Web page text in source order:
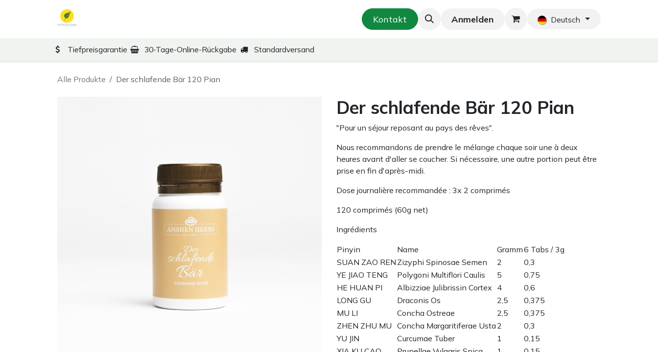
Kräuter-Zubereitungen Neu! Blog Home Shop
Kontakt Anmelden Deutsch
Tiefpreisgarantie 30-Tage-Online-Rückgabe Standardversand
Alle Produkte Der schlafende Bär 120 Pian
Der schlafende Bär 120 Pian
"Pour un séjour reposant au pays des rêves".
Nous recommandons de prendre le mélange chaque soir une à deux
heures avant d'aller se coucher. Si nécessaire, une autre portion peut être
prise en fin d'après-midi.
Dose journalière recommandée : 3x 2 comprimés
120 comprimés (60g net)
Ingrédients
Pinyin Name Gramm6 Tabs / 3g
SUAN ZAO REN Zizyphi Spinosae Semen 2
0,3
YE JIAO TENG
Polygoni Multiflori Caulis 5
0,75
HE HUAN PI
Albizziae Julibrissin Cortex 4
0,6
LONG GU
Draconis Os 2,5
0,375
MU LI
Concha Ostreae 2,5
0,375
ZHEN ZHU MU Concha Margaritiferae Usta2
0,3
YU JIN
Curcumae Tuber 1
0,15